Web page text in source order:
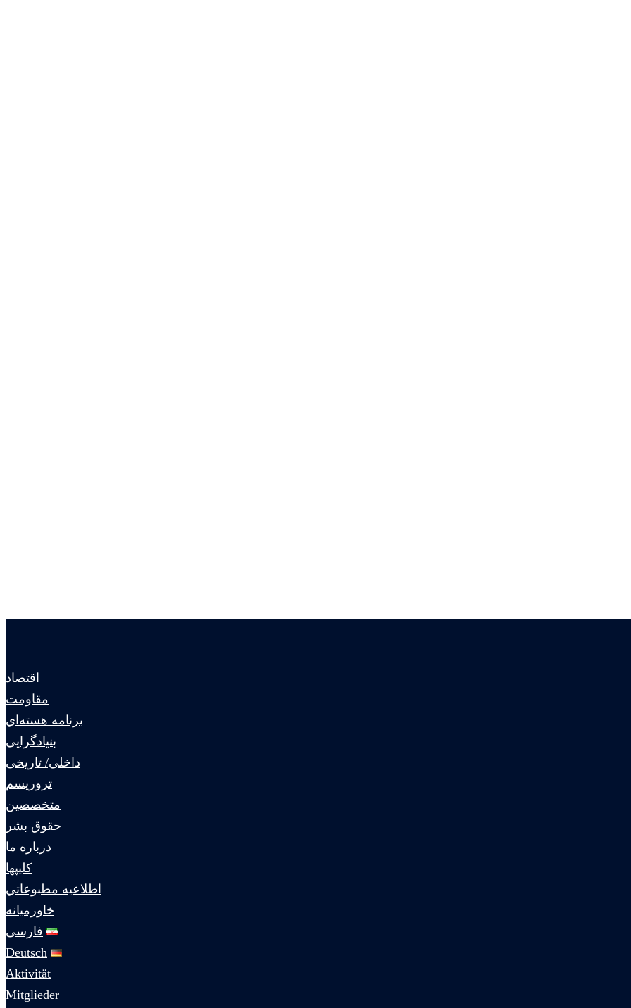
اقتصاد
مقاومت
برنامه هسته‌اي
بنيادگرايي
داخلي/ تاریخی
تروريسم
متخصصين
حقوق بشر
درباره ما
كليپها
اطلاعيه مطبوعاتي
خاورميانه
فارسی
Deutsch
Aktivität
Mitglieder